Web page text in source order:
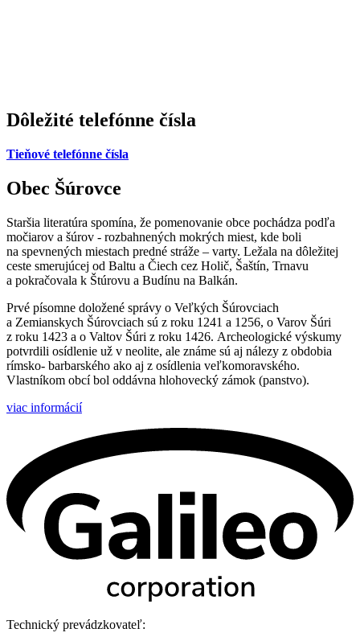
Dôležité telefónne čísla
Tieňové telefónne čísla
Obec Šúrovce
Staršia literatúra spomína, že pomenovanie obce pochádza podľa
močiarov a šúrov - rozbahnených mokrých miest, kde boli
na spevnených miestach predné stráže – varty. Ležala na dôležitej
ceste smerujúcej od Baltu a Čiech cez Holič, Šaštín, Trnavu
a pokračovala k Štúrovu a Budínu na Balkán.
Prvé písomne doložené správy o Veľkých Šúrovciach
a Zemianskych Šúrovciach sú z roku 1241 a 1256, o Varov Šúri
z roku 1423 a o Valtov Šúri z roku 1426. Archeologické výskumy
potvrdili osídlenie už v neolite, ale známe sú aj nálezy z obdobia
rímsko- barbarského ako aj z osídlenia veľkomoravského.
Vlastníkom obcí bol oddávna hlohovecký zámok (panstvo).
viac informácií
Technický prevádzkovateľ: